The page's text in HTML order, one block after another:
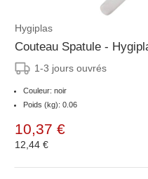
Hygiplas
Couteau Spatule -
1-3 jours ouvrés
Couleur: noir
Poids (kg): 0.06
10,37 €
12,44 €